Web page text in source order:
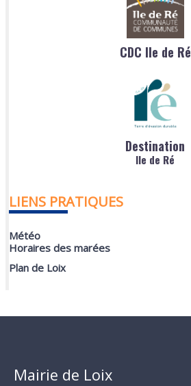
CDC Ile de Ré
Destination
Ile de Ré
LIENS PRATIQUES
Météo
Horaires des marées
Plan de Loix
Mairie de Loix